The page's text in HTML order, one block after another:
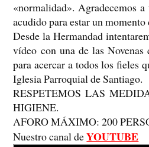
«normalidad». Agradecemos
acudido para estar un
Desde la Hermandad
vídeo con una de las Novenas
para acercar a todos los fieles
Iglesia Parroquial de Santiago.
RESPETEMOS LAS
HIGIENE.
AFORO MÁXIMO: 200
Nuestro canal deYOUTUBE